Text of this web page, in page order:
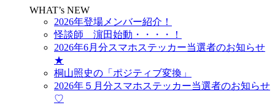
WHAT’s NEW
2026年登場メンバー紹介！
怪談師 濵田始動・・・・！
2026年6月分スマホステッカー当選者のお知らせ
★
桐山照史の「ポジティブ変換」
2026年５月分スマホステッカー当選者のお知らせ
♡